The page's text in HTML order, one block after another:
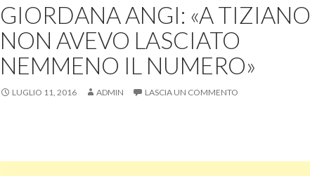
GIORDANA ANGI: «A TIZIANO
NON AVEVO LASCIATO
NEMMENO IL NUMERO»
LUGLIO 11, 2016 ADMIN LASCIA UN COMMENTO